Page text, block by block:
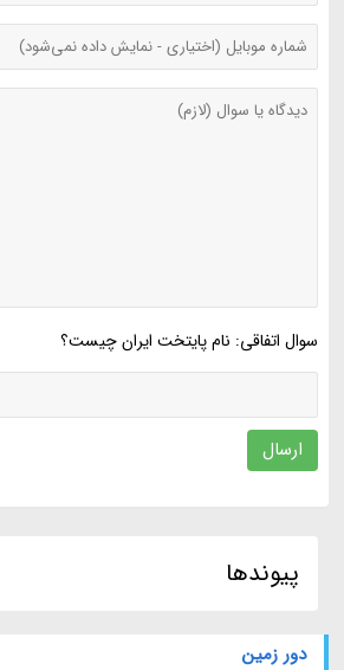
سوال اتفاقی: نام پایتخت ایران چیست؟
ارسال
پیوندها
دور زمین